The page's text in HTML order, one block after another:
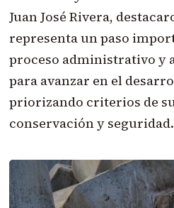
Juan José Rivera,
representa un paso
proceso administrativo y
para avanzar en el
priorizando criterios de
conservación y seguridad.